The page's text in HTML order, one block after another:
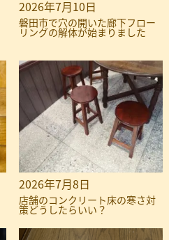
2026年7月10日
磐田市で穴の開いた廊下フロー
リングの解体が始まりました
2026年7月8日
店舗のコンクリート床の寒さ対
策どうしたらいい？